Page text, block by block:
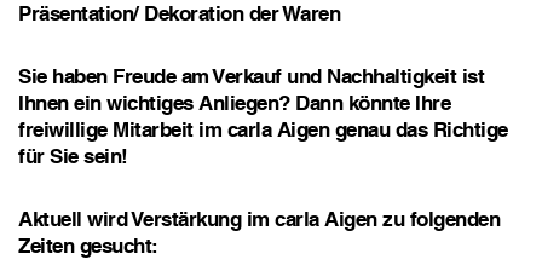
Präsentation/ Dekoration der Waren
Sie haben Freude am Verkauf und Nachhaltigkeit ist
Ihnen ein wichtiges Anliegen? Dann könnte Ihre
freiwillige Mitarbeit im carla Aigen genau das Richtige
für Sie sein!
Aktuell wird Verstärkung im carla Aigen zu folgenden
Zeiten gesucht: